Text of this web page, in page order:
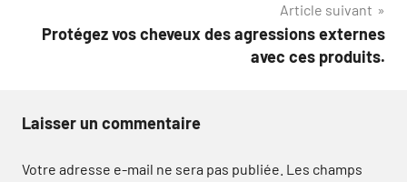
Article suivant
Protégez vos cheveux des agressions externes
avec ces produits.
Laisser un commentaire
Votre adresse e-mail ne sera pas publiée. Les champs